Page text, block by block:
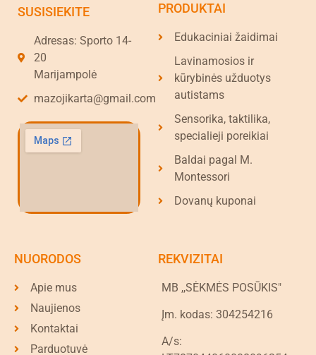
SUSISIEKITE
Adresas: Sporto 14-
20
Marijampolė
mazojikarta@gmail.com
PRODUKTAI
Edukaciniai žaidimai
Lavinamosios ir
kūrybinės užduotys
autistams
Sensorika, taktilika,
specialieji poreikiai
Baldai pagal M.
Montessori
Dovanų kuponai
NUORODOS
Apie mus
Naujienos
Kontaktai
Parduotuvė
REKVIZITAI
MB ,,SĖKMĖS POSŪKIS"
Įm. kodas: 304254216
A/s: